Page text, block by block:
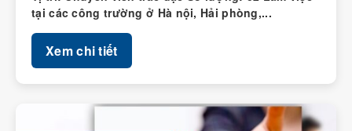
Xem chi tiết